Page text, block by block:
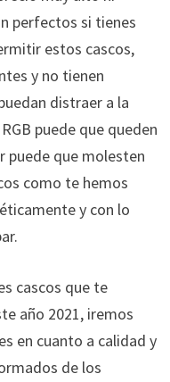
perfectos si tienes
estos cascos,
y no tienen
distraer a la
puede que queden
puede que molesten
como te hemos
y con lo
cascos que te
año 2021, iremos
en cuanto a calidad y
de los